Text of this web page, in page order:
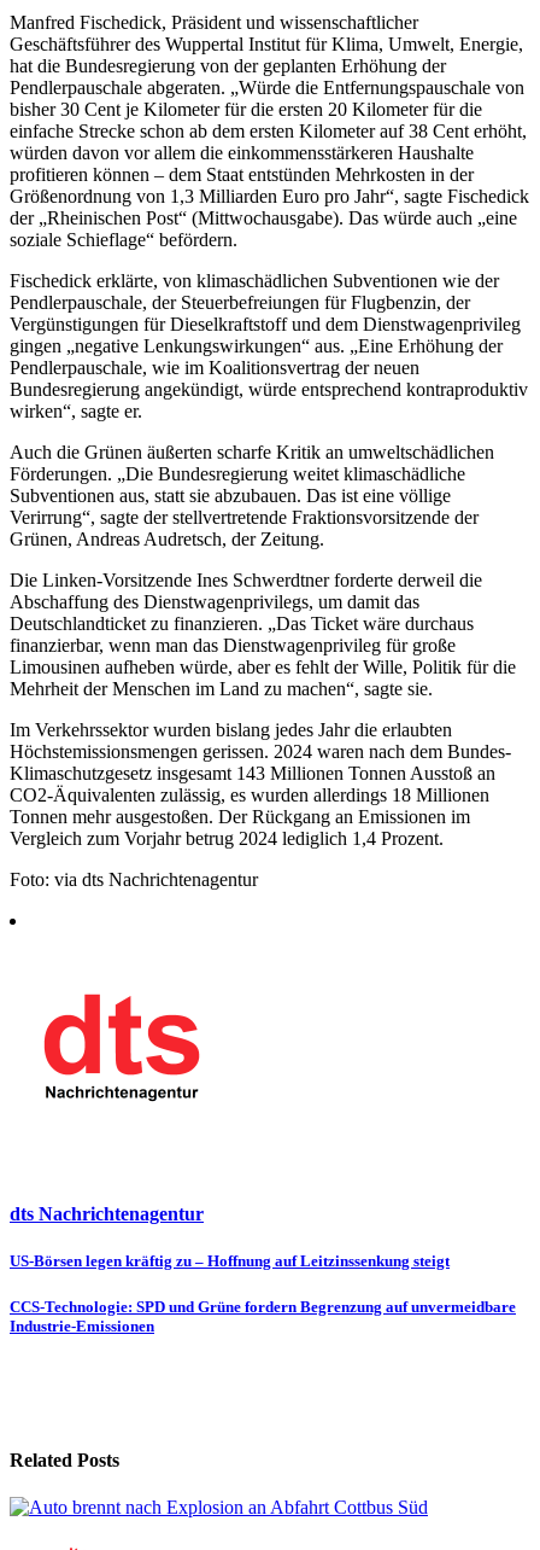
Manfred Fischedick, Präsident und wissenschaftlicher
Geschäftsführer des Wuppertal Institut für Klima, Umwelt, Energie,
hat die Bundesregierung von der geplanten Erhöhung der
Pendlerpauschale abgeraten. „Würde die Entfernungspauschale von
bisher 30 Cent je Kilometer für die ersten 20 Kilometer für die
einfache Strecke schon ab dem ersten Kilometer auf 38 Cent erhöht,
würden davon vor allem die einkommensstärkeren Haushalte
profitieren können – dem Staat entstünden Mehrkosten in der
Größenordnung von 1,3 Milliarden Euro pro Jahr“, sagte Fischedick
der „Rheinischen Post“ (Mittwochausgabe). Das würde auch „eine
soziale Schieflage“ befördern.
Fischedick erklärte, von klimaschädlichen Subventionen wie der
Pendlerpauschale, der Steuerbefreiungen für Flugbenzin, der
Vergünstigungen für Dieselkraftstoff und dem Dienstwagenprivileg
gingen „negative Lenkungswirkungen“ aus. „Eine Erhöhung der
Pendlerpauschale, wie im Koalitionsvertrag der neuen
Bundesregierung angekündigt, würde entsprechend kontraproduktiv
wirken“, sagte er.
Auch die Grünen äußerten scharfe Kritik an umweltschädlichen
Förderungen. „Die Bundesregierung weitet klimaschädliche
Subventionen aus, statt sie abzubauen. Das ist eine völlige
Verirrung“, sagte der stellvertretende Fraktionsvorsitzende der
Grünen, Andreas Audretsch, der Zeitung.
Die Linken-Vorsitzende Ines Schwerdtner forderte derweil die
Abschaffung des Dienstwagenprivilegs, um damit das
Deutschlandticket zu finanzieren. „Das Ticket wäre durchaus
finanzierbar, wenn man das Dienstwagenprivileg für große
Limousinen aufheben würde, aber es fehlt der Wille, Politik für die
Mehrheit der Menschen im Land zu machen“, sagte sie.
Im Verkehrssektor wurden bislang jedes Jahr die erlaubten
Höchstemissionsmengen gerissen. 2024 waren nach dem Bundes-
Klimaschutzgesetz insgesamt 143 Millionen Tonnen Ausstoß an
CO2-Äquivalenten zulässig, es wurden allerdings 18 Millionen
Tonnen mehr ausgestoßen. Der Rückgang an Emissionen im
Vergleich zum Vorjahr betrug 2024 lediglich 1,4 Prozent.
Foto: via dts Nachrichtenagentur
dts Nachrichtenagentur
Beitragsnavigation
US-Börsen legen kräftig zu – Hoffnung auf Leitzinssenkung steigt
CCS-Technologie: SPD und Grüne fordern Begrenzung auf unvermeidbare
Industrie-Emissionen
Related Posts